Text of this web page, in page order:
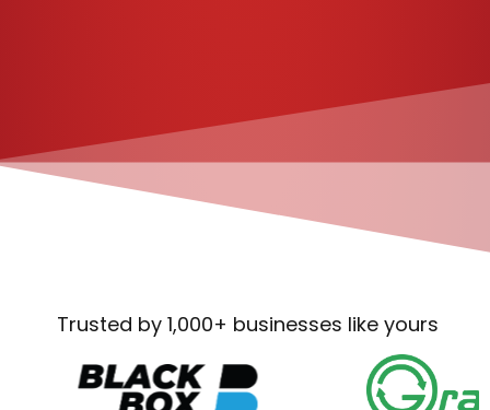
Trusted by 1,000+ businesses like yours